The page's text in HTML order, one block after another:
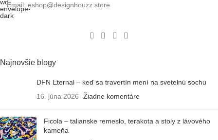
Email: eshop@designhouzz.store
Najnovšie blogy
DFN Eternal – keď sa travertín mení na svetelnú sochu
16. júna 2026
Žiadne komentáre
Ficola – talianske remeslo, terakota a stoly z lávového
kameňa